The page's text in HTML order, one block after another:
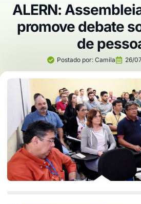
ALERN:
promove debate
de
Postado por: Camila 26/